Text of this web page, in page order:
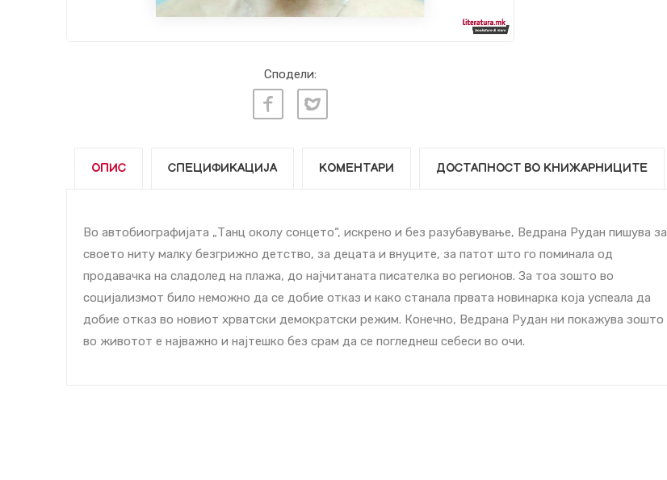
Сподели:
ОПИС СПЕЦИФИКАЦИЈА КОМЕНТАРИ ДОСТАПНОСТ ВО КНИЖАРНИЦИТЕ
Во автобиографијата „Танц околу сонцето“, искрено и без разубавување, Ведрана Рудан пишува за
своето ниту малку безгрижно детство, за децата и внуците, за патот што го поминала од
продавачка на сладолед на плажа, до најчитаната писателка во регионов. За тоа зошто во
социјализмот било неможно да се добие отказ и како станала првата новинарка која успеала да
добие отказ во новиот хрватски демократски режим. Конечно, Ведрана Рудан ни покажува зошто
во животот е најважно и најтешко без срам да се погледнеш себеси во очи.